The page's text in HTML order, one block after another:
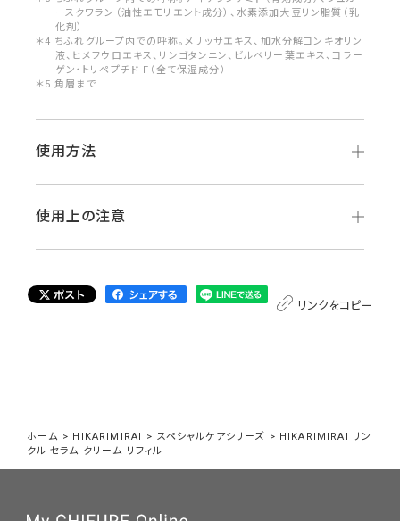
ースクワラン（油性エモリエント成分）、水素添加大豆リン脂質（乳
化剤）
＊4 ちふれグループ内での呼称。メリッサエキス、加水分解コンキオリン
液、ヒメフウロエキス、リンゴタンニン、ビルベリー葉エキス、コラー
ゲン・トリペプチド F（全て保湿成分）
＊5 角層まで
使用方法
使用上の注意
リンクをコピー
ホーム > HIKARIMIRAI > スペシャルケアシリーズ > HIKARIMIRAI リン
クル セラム クリーム リフィル